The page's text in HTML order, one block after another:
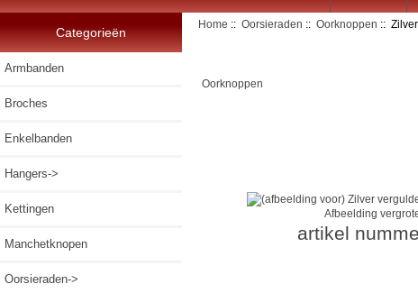
Categorieën
Armbanden
Broches
Enkelbanden
Hangers->
Kettingen
Manchetknopen
Oorsieraden->
Home ::Oorsieraden ::Oorknoppen ::
Oorknoppen
Afbeelding
artikel